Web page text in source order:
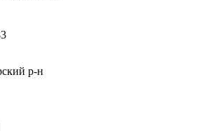
р-н